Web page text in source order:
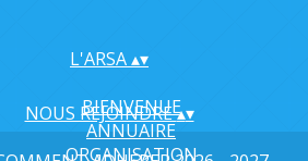
L'ARSA▴▾
BIENVENUE
ANNUAIRE
ORGANISATION
NOUS REJOINDRE▴▾